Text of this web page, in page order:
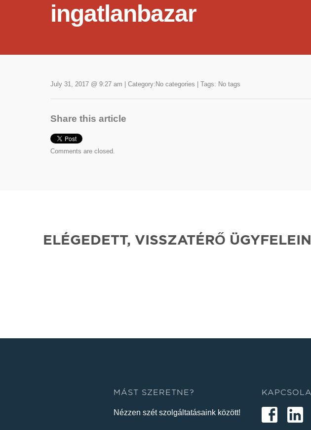
ingatlanbazar
July 31, 2017 @ 9:27 am Category:No categories Tags: No tags
Share this article
Comments are closed.
ELÉGEDETT, VISSZATÉRŐ
MÁST SZERETNE?
Nézzen szét szolgáltatásaink között!